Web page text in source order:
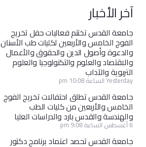
آخر الأخبار
جامعة القدس تختتم فعاليات حفل تخريج
الفوج الخامس والأربعين لكليات طب الأسنان
والدعوة وأصول الدين والحقوق والأعمال
والاقتصاد والعلوم والتكنولوجيا والعلوم
التربوية والآداب
Yesterday الساعة 10:08 pm
جامعة القدس تطلق احتفالات تخريج الفوج
الخامس والأربعين من كليات الطب
والهندسة والقدس بارد والدراسات العليا
6 أغسطس الساعة 9:08 pm
جامعة القدس تحصد اعتماد برنامج دكتور